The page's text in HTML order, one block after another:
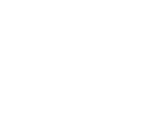
2025
die Pendlerpauschale auf 38 Cent
Strecke. Bislang gelten 30
Sie soll Pendler steuerlich
2025 am 10. September
verabschiedet, nun steht am 19.